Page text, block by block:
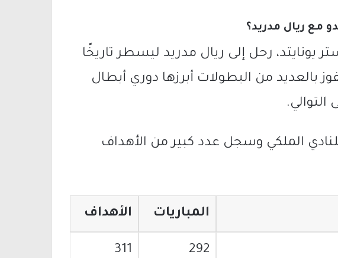
مع ريال مدريد؟
يونايتد، رحل إلى ريال مدريد ليسطر تاريخًا
بالعديد من البطولات أبرزها دوري أبطال
الملكي وسجل عدد كبير من الأهداف
المباريات الأهداف
292
311